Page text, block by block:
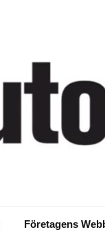
Företagens